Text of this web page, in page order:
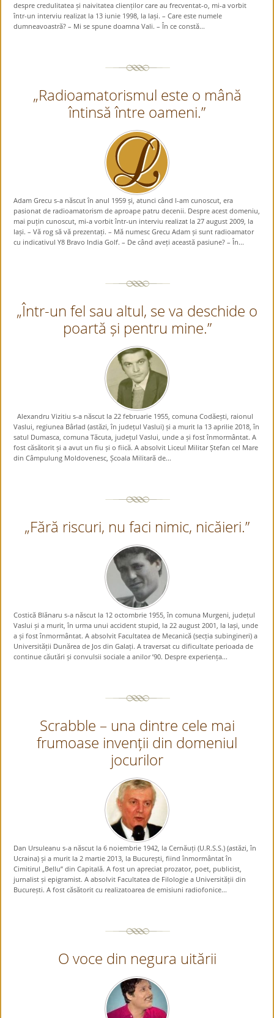
despre credulitatea și naivitatea clienților care au frecventat-o, mi-a vorbit
într-un interviu realizat la 13 iunie 1998, la Iași. – Care este numele
dumneavoastră? – Mi se spune doamna Vali. – În ce constă...
„Radioamatorismul este o mână
întinsă între oameni.”
Adam Grecu s-a născut în anul 1959 și, atunci când l-am cunoscut, era
pasionat de radioamatorism de aproape patru decenii. Despre acest domeniu,
mai puțin cunoscut, mi-a vorbit într-un interviu realizat la 27 august 2009, la
Iași. – Vă rog să vă prezentați. – Mă numesc Grecu Adam și sunt radioamator
cu indicativul Y8 Bravo India Golf. – De când aveți această pasiune? – În...
„Într-un fel sau altul, se va deschide o
poartă și pentru mine.”
Alexandru Vizitiu s-a născut la 22 februarie 1955, comuna Codăești, raionul
Vaslui, regiunea Bârlad (astăzi, în județul Vaslui) și a murit la 13 aprilie 2018, în
satul Dumasca, comuna Tăcuta, județul Vaslui, unde a și fost înmormântat. A
fost căsătorit și a avut un fiu și o fiică. A absolvit Liceul Militar Ștefan cel Mare
din Câmpulung Moldovenesc, Școala Militară de...
„Fără riscuri, nu faci nimic, nicăieri.”
Costică Blănaru s-a născut la 12 octombrie 1955, în comuna Murgeni, județul
Vaslui și a murit, în urma unui accident stupid, la 22 august 2001, la Iași, unde
a și fost înmormântat. A absolvit Facultatea de Mecanică (secția subingineri) a
Universității Dunărea de Jos din Galați. A traversat cu dificultate perioada de
continue căutări și convulsii sociale a anilor ’90. Despre experiența...
Scrabble – una dintre cele mai
frumoase invenții din domeniul
jocurilor
Dan Ursuleanu s-a născut la 6 noiembrie 1942, la Cernăuți (U.R.S.S.) (astăzi, în
Ucraina) și a murit la 2 martie 2013, la București, fiind înmormântat în
Cimitirul „Bellu” din Capitală. A fost un apreciat prozator, poet, publicist,
jurnalist și epigramist. A absolvit Facultatea de Filologie a Universității din
București. A fost căsătorit cu realizatoarea de emisiuni radiofonice...
O voce din negura uitării